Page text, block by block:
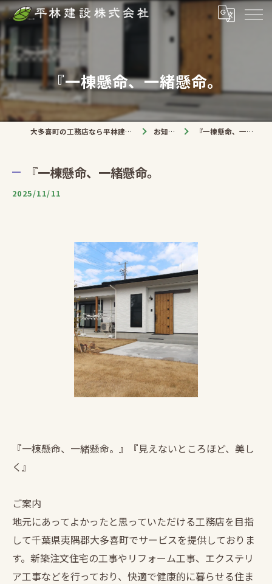
『一棟懸命、一緒懸命。
大多喜町の工務店なら平林建設株式会社 お知らせ 『一棟懸命、一緒懸命。
『一棟懸命、一緒懸命。
2025/11/11
『一棟懸命、一緒懸命。』『見えないところほど、美し
く』
ご案内
地元にあってよかったと思っていただける工務店を目指
して千葉県夷隅郡大多喜町でサービスを提供しておりま
す。新築注文住宅の工事やリフォーム工事、エクステリ
ア工事などを行っており、快適で健康的に暮らせる住ま